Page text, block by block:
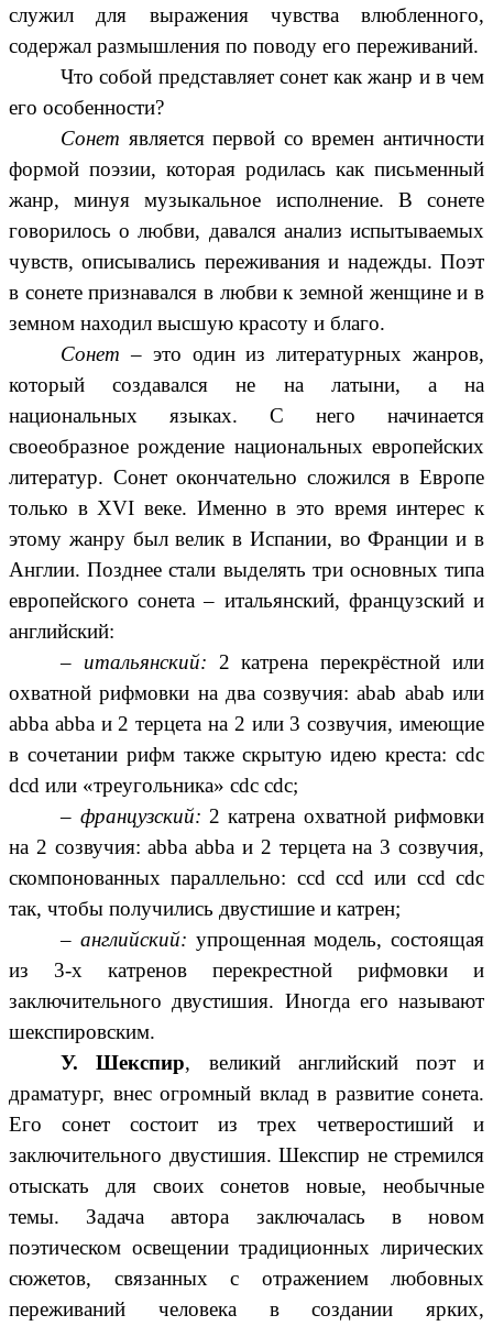
служил для выражения чувства влюбленного,
содержал размышления по поводу его переживаний.
Что собой представляет сонет как жанр и в чем
его особенности?
Сонет является первой со времен античности
формой поэзии, которая родилась как письменный
жанр, минуя музыкальное исполнение. В сонете
говорилось о любви, давался анализ испытываемых
чувств, описывались переживания и надежды. Поэт
в сонете признавался в любви к земной женщине и в
земном находил высшую красоту и благо.
Сонет – это один из литературных жанров,
который создавался не на латыни, а на
национальных языках. С него начинается
своеобразное рождение национальных европейских
литератур. Сонет окончательно сложился в Европе
только в XVI веке. Именно в это время интерес к
этому жанру был велик в Испании, во Франции и в
Англии. Позднее стали выделять три основных типа
европейского сонета – итальянский, французский и
английский:
– итальянский: 2 катрена перекрёстной или
охватной рифмовки на два созвучия: abab abab или
abba abba и 2 терцета на 2 или 3 созвучия, имеющие
в сочетании рифм также скрытую идею креста: cdc
dcd или «треугольника» cdc cdc;
– французский: 2 катрена охватной рифмовки
на 2 созвучия: abba abba и 2 терцета на 3 созвучия,
скомпонованных параллельно: ccd ccd или ccd cdc
так, чтобы получились двустишие и катрен;
– английский: упрощенная модель, состоящая
из 3-х катренов перекрестной рифмовки и
заключительного двустишия. Иногда его называют
шекспировским.
У. Шекспир, великий английский поэт и
драматург, внес огромный вклад в развитие сонета.
Его сонет состоит из трех четверостиший и
заключительного двустишия. Шекспир не стремился
отыскать для своих сонетов новые, необычные
темы. Задача автора заключалась в новом
поэтическом освещении традиционных лирических
сюжетов, связанных с отражением любовных
переживаний человека в создании ярких,